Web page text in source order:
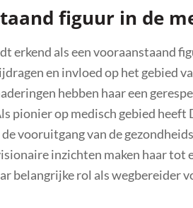
figuur in de
erkend als een vooraanstaand
en invloed op het gebied
hebben haar een
pionier op medisch gebied
de vooruitgang van de
inzichten maken haar
belangrijke rol als wegbereider